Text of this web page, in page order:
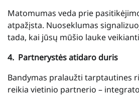
Matomumas veda prie
atpažįsta. Nuoseklumas
tada, kai jūsų mūšio lauke
4. Partnerystės atidaro duris
Bandymas pralaužti tarptautines
reikia vietinio partnerio –